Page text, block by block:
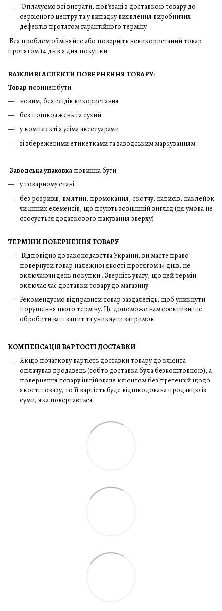
Оплачуємо всі витрати, пов'язані з доставкою товару до
сервісного центру та у випадку виявлення виробничих
дефектів протягом гарантійного терміну
Без проблем обміняйте або поверніть невикористаний товар
протягом 14 днів з дня покупки.
ВАЖЛИВІ АСПЕКТИ ПОВЕРНЕННЯ ТОВАРУ:
Товар повинен бути:
новим, без слідів використання
без пошкоджень та сухий
у комплекті з усіма аксесуарами
зі збереженими етикетками та заводським маркуванням
Заводська упаковка повинна бути:
у товарному стані
без розривів, вм'ятин, промокання, скотчу, написів, наклейок
чи інших елементів, що псують зовнішній вигляд (ця умова не
стосується додаткового пакування зверху)
ТЕРМІНИ ПОВЕРНЕННЯ ТОВАРУ
Відповідно до законодавства України, ви маєте право
повернути товар належної якості протягом 14 днів, не
включаючи день покупки . Зверніть увагу, що цей термін
включає час доставки товару до магазину
Рекомендуємо відправити товар заздалегідь, щоб уникнути
порушення цього терміну. Це допоможе нам ефективніше
обробити ваш запит та уникнути затримок
КОМПЕНСАЦІЯ ВАРТОСТІ ДОСТАВКИ
Якщо початкову вартість доставки товару до клієнта
оплачував продавець (тобто доставка була безкоштовною), а
повернення товару ініційоване клієнтом без претензій щодо
якості товару, то її вартість буде відшкодована продавцю із
суми, яка повертається